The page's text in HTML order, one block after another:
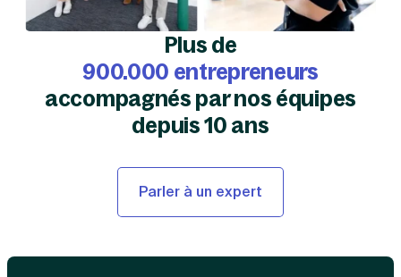
Plus de
900.000 entrepreneurs
accompagnés par nos équipes
depuis 10 ans
Parler à un expert